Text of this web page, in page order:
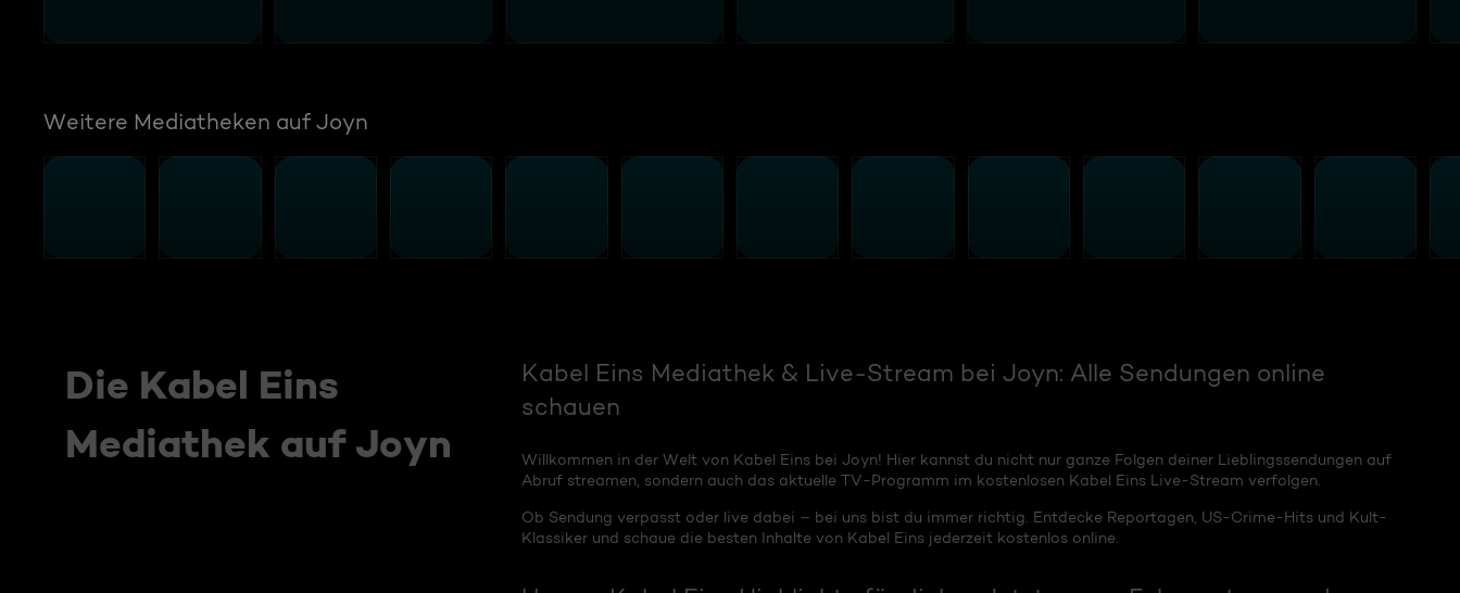
Weitere Mediatheken auf Joyn
Die Kabel Eins
Mediathek auf Joyn
Kabel Eins Mediathek & Live-Stream bei Joyn: Alle Sendungen online
schauen
Willkommen in der Welt von Kabel Eins bei Joyn! Hier kannst du nicht nur ganze Folgen deiner Lieblingssendungen auf
Abruf streamen, sondern auch das aktuelle TV-Programm im kostenlosen Kabel Eins Live-Stream verfolgen.
Ob Sendung verpasst oder live dabei – bei uns bist du immer richtig. Entdecke Reportagen, US-Crime-Hits und Kult-
Klassiker und schaue die besten Inhalte von Kabel Eins jederzeit kostenlos online.